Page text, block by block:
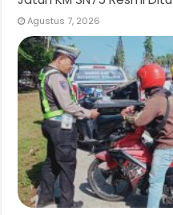
Agustus 7, 2026